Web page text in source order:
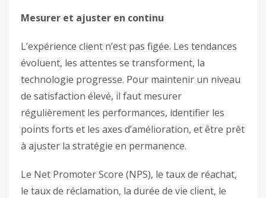
Mesurer et ajuster en continu
L’expérience client n’est pas figée. Les tendances
évoluent, les attentes se transforment, la
technologie progresse. Pour maintenir un niveau
de satisfaction élevé, il faut mesurer
régulièrement les performances, identifier les
points forts et les axes d’amélioration, et être prêt
à ajuster la stratégie en permanence.
Le Net Promoter Score (NPS), le taux de réachat,
le taux de réclamation, la durée de vie client, le